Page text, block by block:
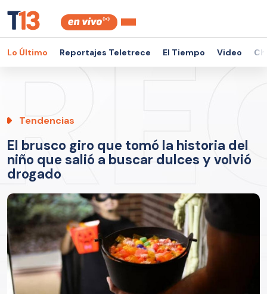
Lo Último Reportajes Teletrece El Tiempo Video
Tendencias
El brusco giro que tomó la historia del
niño que salió a buscar dulces y volvió
drogado